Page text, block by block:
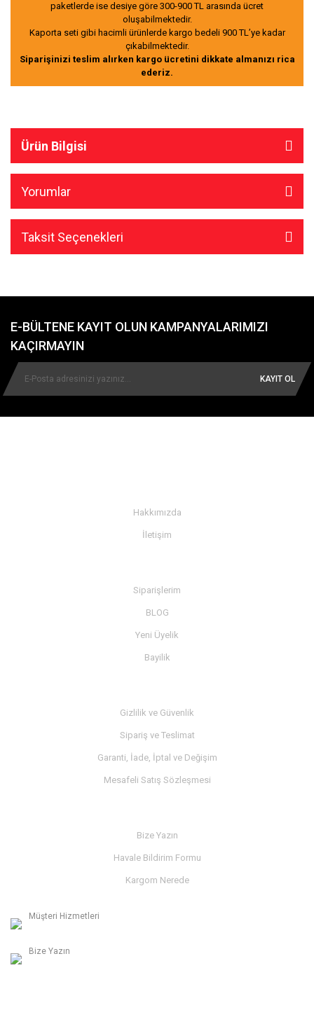
paketlerde ise desiye göre 300-900 TL arasında ücret
oluşabilmektedir.
Kaporta seti gibi hacimli ürünlerde kargo bedeli 900 TL’ye kadar
çıkabilmektedir.
Siparişinizi teslim alırken kargo ücretini dikkate almanızı rica
ederiz.
Ürün Bilgisi
Yorumlar
Taksit Seçenekleri
E-BÜLTENE KAYIT OLUN KAMPANYALARIMIZI
KAÇIRMAYIN
KAYIT OL
Hakkımızda
İletişim
Siparişlerim
BLOG
Yeni Üyelik
Bayilik
Gizlilik ve Güvenlik
Sipariş ve Teslimat
Garanti, İade, İptal ve Değişim
Mesafeli Satış Sözleşmesi
Bize Yazın
Havale Bildirim Formu
Kargom Nerede
Müşteri Hizmetleri
Bize Yazın